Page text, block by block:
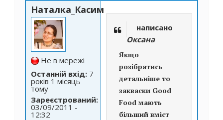
Наталка_Касим
Не в мережі
Останній вхід: 7
років 1 місяць
тому
Зареєстрований:
03/09/2011 -
12:32
написано
Оксана
Якщо
розібратись
детальніше то
закваски Good
Food мають
більший вміст